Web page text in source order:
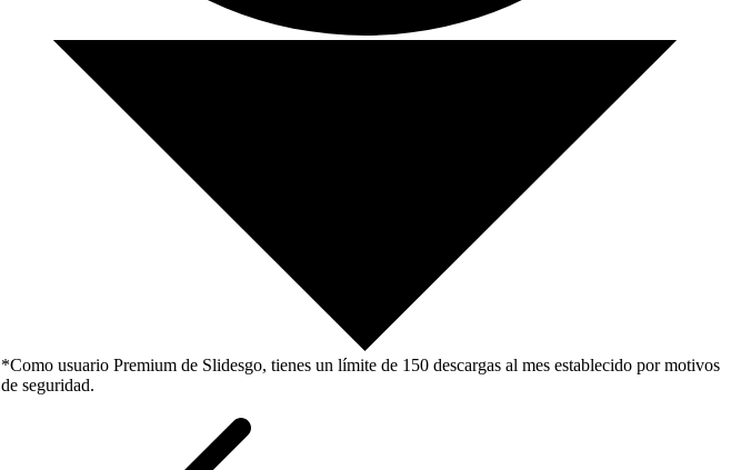
*Como usuario Premium de Slidesgo, tienes un límite de 150 descargas al mes establecido por motivos
de seguridad.